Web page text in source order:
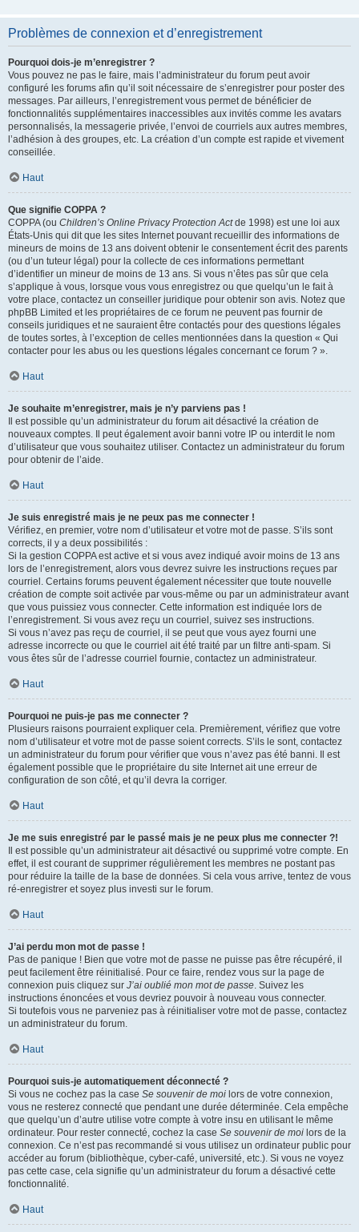
Problèmes de connexion et d’enregistrement
Pourquoi dois-je m’enregistrer ?
Vous pouvez ne pas le faire, mais l’administrateur du forum peut avoir
configuré les forums afin qu’il soit nécessaire de s’enregistrer pour poster des
messages. Par ailleurs, l’enregistrement vous permet de bénéficier de
fonctionnalités supplémentaires inaccessibles aux invités comme les avatars
personnalisés, la messagerie privée, l’envoi de courriels aux autres membres,
l’adhésion à des groupes, etc. La création d’un compte est rapide et vivement
conseillée.
Haut
Que signifie COPPA ?
COPPA (ou Children’s Online Privacy Protection Actde 1998) est une loi aux
États-Unis qui dit que les sites Internet pouvant recueillir des informations de
mineurs de moins de 13 ans doivent obtenir le consentement écrit des parents
(ou d’un tuteur légal) pour la collecte de ces informations permettant
d’identifier un mineur de moins de 13 ans. Si vous n’êtes pas sûr que cela
s’applique à vous, lorsque vous vous enregistrez ou que quelqu’un le fait à
votre place, contactez un conseiller juridique pour obtenir son avis. Notez que
phpBB Limited et les propriétaires de ce forum ne peuvent pas fournir de
conseils juridiques et ne sauraient être contactés pour des questions légales
de toutes sortes, à l’exception de celles mentionnées dans la question « Qui
contacter pour les abus ou les questions légales concernant ce forum ? ».
Haut
Je souhaite m’enregistrer, mais je n’y parviens pas !
Il est possible qu’un administrateur du forum ait désactivé la création de
nouveaux comptes. Il peut également avoir banni votre IP ou interdit le nom
d’utilisateur que vous souhaitez utiliser. Contactez un administrateur du forum
pour obtenir de l’aide.
Haut
Je suis enregistré mais je ne peux pas me connecter !
Vérifiez, en premier, votre nom d’utilisateur et votre mot de passe. S’ils sont
corrects, il y a deux possibilités :
Si la gestion COPPA est active et si vous avez indiqué avoir moins de 13 ans
lors de l’enregistrement, alors vous devrez suivre les instructions reçues par
courriel. Certains forums peuvent également nécessiter que toute nouvelle
création de compte soit activée par vous-même ou par un administrateur avant
que vous puissiez vous connecter. Cette information est indiquée lors de
l’enregistrement. Si vous avez reçu un courriel, suivez ses instructions.
Si vous n’avez pas reçu de courriel, il se peut que vous ayez fourni une
adresse incorrecte ou que le courriel ait été traité par un filtre anti-spam. Si
vous êtes sûr de l’adresse courriel fournie, contactez un administrateur.
Haut
Pourquoi ne puis-je pas me connecter ?
Plusieurs raisons pourraient expliquer cela. Premièrement, vérifiez que votre
nom d’utilisateur et votre mot de passe soient corrects. S’ils le sont, contactez
un administrateur du forum pour vérifier que vous n’avez pas été banni. Il est
également possible que le propriétaire du site Internet ait une erreur de
configuration de son côté, et qu’il devra la corriger.
Haut
Je me suis enregistré par le passé mais je ne peux plus me connecter ?!
Il est possible qu’un administrateur ait désactivé ou supprimé votre compte. En
effet, il est courant de supprimer régulièrement les membres ne postant pas
pour réduire la taille de la base de données. Si cela vous arrive, tentez de vous
ré-enregistrer et soyez plus investi sur le forum.
Haut
J’ai perdu mon mot de passe !
Pas de panique ! Bien que votre mot de passe ne puisse pas être récupéré, il
peut facilement être réinitialisé. Pour ce faire, rendez vous sur la page de
connexion puis cliquez sur J’ai oublié mon mot de passe. Suivez les
instructions énoncées et vous devriez pouvoir à nouveau vous connecter.
Si toutefois vous ne parveniez pas à réinitialiser votre mot de passe, contactez
un administrateur du forum.
Haut
Pourquoi suis-je automatiquement déconnecté ?
Si vous ne cochez pas la case Se souvenir de moi lors de votre connexion,
vous ne resterez connecté que pendant une durée déterminée. Cela empêche
que quelqu’un d’autre utilise votre compte à votre insu en utilisant le même
ordinateur. Pour rester connecté, cochez la case Se souvenir de moi lors de la
connexion. Ce n’est pas recommandé si vous utilisez un ordinateur public pour
accéder au forum (bibliothèque, cyber-café, université, etc.). Si vous ne voyez
pas cette case, cela signifie qu’un administrateur du forum a désactivé cette
fonctionnalité.
Haut